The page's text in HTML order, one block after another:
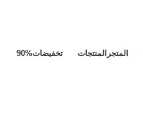
المتجر المنتجات تخفيضات90%